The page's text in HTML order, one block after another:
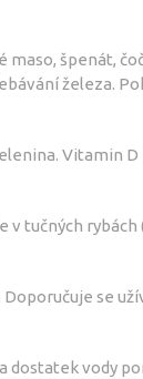
špenát,
železa.
Vitamin
v tučných
se
dostatek vody